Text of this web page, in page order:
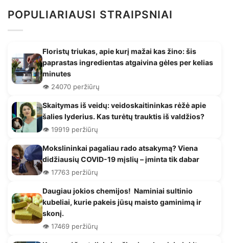
POPULIARIAUSI STRAIPSNIAI
Floristų triukas, apie kurį mažai kas žino: šis
paprastas ingredientas atgaivina gėles per kelias
minutes
👁️ 24070 peržiūrų
Skaitymas iš veidų: veidoskaitininkas rėžė apie
šalies lyderius. Kas turėtų trauktis iš valdžios?
👁️ 19919 peržiūrų
Mokslininkai pagaliau rado atsakymą? Viena
didžiausių COVID-19 mįslių – įminta tik dabar
👁️ 17763 peržiūrų
Daugiau jokios chemijos! Naminiai sultinio
kubeliai, kurie pakeis jūsų maisto gaminimą ir
skonį.
👁️ 17469 peržiūrų